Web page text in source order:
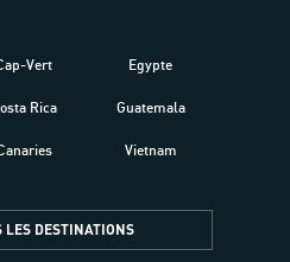
Vert
Rica
Egypte
Guatemala
Vietnam
LES DESTINATIONS